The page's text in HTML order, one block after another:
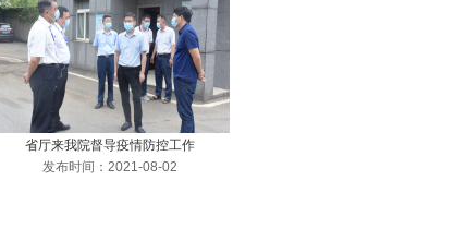
省厅来我院督导疫情防控工作
发布时间：2021-08-02